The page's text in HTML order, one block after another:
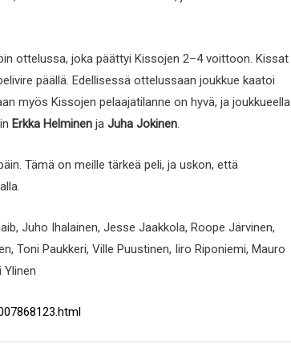
ottelussa, joka päättyi Kissojen 2–4 voittoon. Kissat
päällä. Edellisessä ottelussaan joukkue kaatoi
myös Kissojen pelaajatilanne on hyvä, ja joukkueella
Erkka Helminen ja Juha Jokinen.
Tämä on meille tärkeä peli, ja uskon, että
Juho Ihalainen, Jesse Jaakkola, Roope Järvinen,
Toni Paukkeri, Ville Puustinen, Iiro Riponiemi, Mauro
Ylinen